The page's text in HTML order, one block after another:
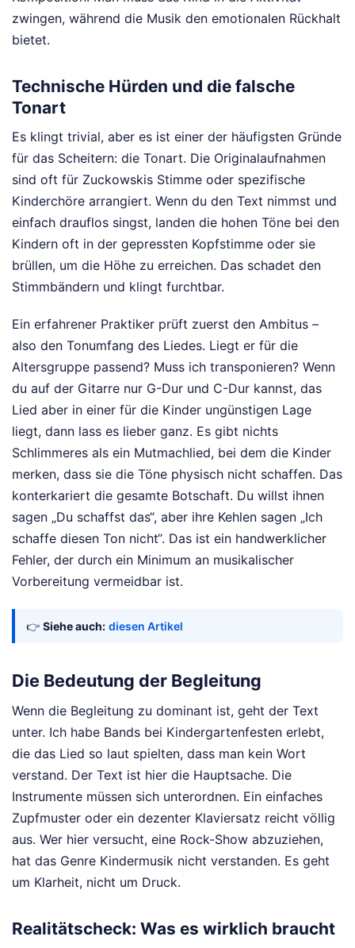
zwingen, während die Musik den emotionalen Rückhalt
bietet.
Technische Hürden und die falsche
Tonart
Es klingt trivial, aber es ist einer der häufigsten Gründe
für das Scheitern: die Tonart. Die Originalaufnahmen
sind oft für Zuckowskis Stimme oder spezifische
Kinderchöre arrangiert. Wenn du den Text nimmst und
einfach drauflos singst, landen die hohen Töne bei den
Kindern oft in der gepressten Kopfstimme oder sie
brüllen, um die Höhe zu erreichen. Das schadet den
Stimmbändern und klingt furchtbar.
Ein erfahrener Praktiker prüft zuerst den Ambitus –
also den Tonumfang des Liedes. Liegt er für die
Altersgruppe passend? Muss ich transponieren? Wenn
du auf der Gitarre nur G-Dur und C-Dur kannst, das
Lied aber in einer für die Kinder ungünstigen Lage
liegt, dann lass es lieber ganz. Es gibt nichts
Schlimmeres als ein Mutmachlied, bei dem die Kinder
merken, dass sie die Töne physisch nicht schaffen. Das
konterkariert die gesamte Botschaft. Du willst ihnen
sagen „Du schaffst das“, aber ihre Kehlen sagen „Ich
schaffe diesen Ton nicht“. Das ist ein handwerklicher
Fehler, der durch ein Minimum an musikalischer
Vorbereitung vermeidbar ist.
👉 Siehe auch: diesen Artikel
Die Bedeutung der Begleitung
Wenn die Begleitung zu dominant ist, geht der Text
unter. Ich habe Bands bei Kindergartenfesten erlebt,
die das Lied so laut spielten, dass man kein Wort
verstand. Der Text ist hier die Hauptsache. Die
Instrumente müssen sich unterordnen. Ein einfaches
Zupfmuster oder ein dezenter Klaviersatz reicht völlig
aus. Wer hier versucht, eine Rock-Show abzuziehen,
hat das Genre Kindermusik nicht verstanden. Es geht
um Klarheit, nicht um Druck.
Realitätscheck: Was es wirklich braucht